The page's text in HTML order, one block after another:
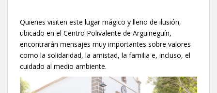
Quienes visiten este lugar mágico y lleno de ilusión,
ubicado en el Centro Polivalente de Arguineguín,
encontrarán mensajes muy importantes sobre valores
como la solidaridad, la amistad, la familia e, incluso, el
cuidado al medio ambiente.